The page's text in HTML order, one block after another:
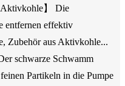
Aktivkohle】 Die
entfernen effektiv
Zubehör aus Aktivkohle...
schwarze Schwamm
Partikeln in die Pumpe